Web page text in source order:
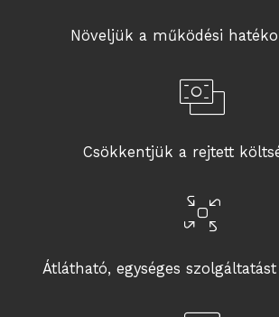
Növeljük a működési
Csökkentjük a rejtett
Átlátható, egységes